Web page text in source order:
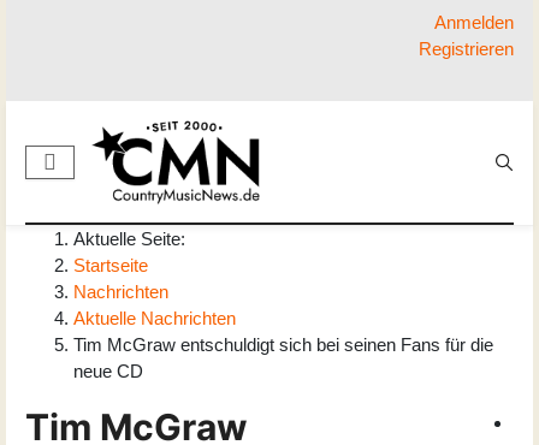
Anmelden
Registrieren
Aktuelle Seite:
Startseite
Nachrichten
Aktuelle Nachrichten
Tim McGraw entschuldigt sich bei seinen Fans für die
neue CD
Tim McGraw